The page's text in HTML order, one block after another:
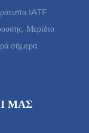
IATF
Μερίδιο
σήμερα.
ΜΑΣ